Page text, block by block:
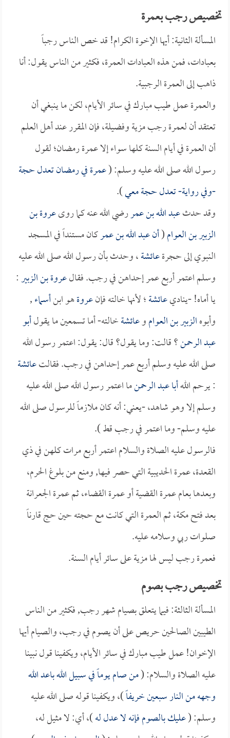
تخصيص رجب بعمرة
المسألة الثانية: أيها الإخوة الكرام! قد خص الناس رجباً
بعبادات، فمن هذه العبادات العمرة، فكثير من الناس يقول: أنا
ذاهب إلى العمرة الرجبية.
والعمرة عمل طيب مبارك في سائر الأيام، لكن ما ينبغي أن
تعتقد أن لعمرة رجب مزية وفضيلة، فإن المقرر عند أهل العلم
أن العمرة في أيام السنة كلها سواء إلا عمرة رمضان؛ لقول
رسول الله صلى الله عليه وسلم: (عمرة في رمضان تعدل حجة
-وفي رواية- تعدل حجة معي).
وقد حدثعبد الله بن عمررضي الله عنه كما روىعروة بن
الزبير بن العوام(أنعبد الله بن عمركان مستنداً في المسجد
النبوي إلى حجرةعائشة، وحدث بأن رسول الله صلى الله عليه
وسلم اعتمر أربع عمر إحداهن في رجب. فقالعروة بن الزبير:
يا أماه! -يناديعائشة؛ لأنها خالته فإنعروةهو ابنأسماء,
وأبوهالزبير بن العواموعائشةخالته- أما تسمعين ما يقولأبو
عبد الرحمن؟ قالت: وما يقول؟ قال: يقول: اعتمر رسول الله
صلى الله عليه وسلم أربع عمر إحداهن في رجب. فقالتعائشة
: يرحم اللهأبا عبد الرحمنما اعتمر رسول الله صلى الله عليه
وسلم إلا وهو شاهد، -يعني: أنه كان ملازماً للرسول صلى الله
عليه وسلم- وما اعتمر في رجب قط ).
فالرسول عليه الصلاة والسلام اعتمر أربع مرات كلهن في ذي
القعدة، عمرة الحديبية التي حصر فيها, ومنع من بلوغ الحرم،
وبعدها بعام عمرة القضية أو عمرة القضاء، ثم عمرة الجعرانة
بعد فتح مكة، ثم العمرة التي كانت مع حجته حين حج قارناً
صلوات ربي وسلامه عليه.
فعمرة رجب ليس لها مزية على سائر أيام السنة.
تخصيص رجب بصوم
المسألة الثالثة: فيما يتعلق بصيام شهر رجب, فكثير من الناس
الطيبين الصالحين حريص على أن يصوم في رجب، والصيام أيها
الإخوان! عمل طيب مبارك في سائر الأيام، ويكفينا قول نبينا
عليه الصلاة والسلام: (من صام يوماً في سبيل الله باعد الله
وجهه من النار سبعين خريفاً)، ويكفينا قوله صلى الله عليه
وسلم: (عليك بالصوم فإنه لا عدل له)، أي: لا مثيل له،